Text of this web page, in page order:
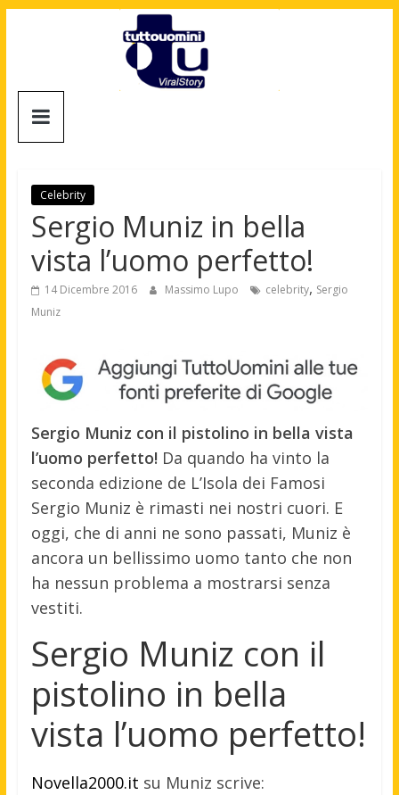
Tuttouomini
Cinema,
Motori,
gay
news
moda
Celebrity
Sergio Muniz in bella
vista l’uomo perfetto!
14 Dicembre 2016 Massimo Lupo celebrity, Sergio
Muniz
Sergio Muniz con il pistolino in bella vista
l’uomo perfetto!Da quando ha vinto la
seconda edizione de L’Isola dei Famosi
Sergio Muniz è rimasti nei nostri cuori. E
oggi, che di anni ne sono passati, Muniz è
ancora un bellissimo uomo tanto che non
ha nessun problema a mostrarsi senza
vestiti.
Sergio Muniz con il
pistolino in bella
vista l’uomo perfetto!
Novella2000.it su Muniz scrive: